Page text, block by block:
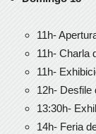
11h-
11h- Charla
11h-
12h- Desfile
13:30h-
14h- Feria